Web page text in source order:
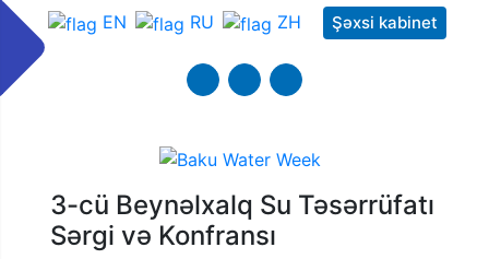
EN RU ZH Şəxsi kabinet
3-cü Beynəlxalq Su Təsərrüfatı
Sərgi və Konfransı